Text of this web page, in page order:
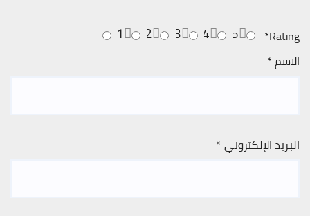
Rating
*
5
4
3
2
1
الاسم*
البريد الإلكتروني*